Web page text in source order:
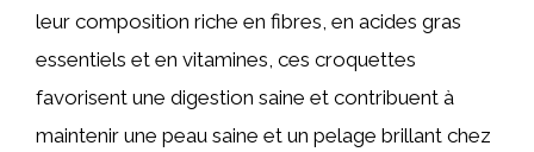
leur composition riche en fibres, en acides gras
essentiels et en vitamines, ces croquettes
favorisent une digestion saine et contribuent à
maintenir une peau saine et un pelage brillant chez